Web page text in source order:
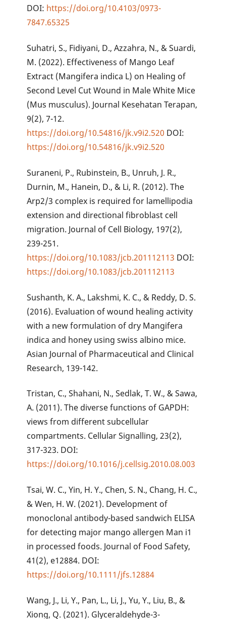
DOI: https://doi.org/10.4103/0973-
7847.65325
Suhatri, S., Fidiyani, D., Azzahra, N., & Suardi,
M. (2022). Effectiveness of Mango Leaf
Extract (Mangifera indica L) on Healing of
Second Level Cut Wound in Male White Mice
(Mus musculus). Journal Kesehatan Terapan,
9(2), 7-12.
https://doi.org/10.54816/jk.v9i2.520 DOI:
https://doi.org/10.54816/jk.v9i2.520
Suraneni, P., Rubinstein, B., Unruh, J. R.,
Durnin, M., Hanein, D., & Li, R. (2012). The
Arp2/3 complex is required for lamellipodia
extension and directional fibroblast cell
migration. Journal of Cell Biology, 197(2),
239-251.
https://doi.org/10.1083/jcb.201112113 DOI:
https://doi.org/10.1083/jcb.201112113
Sushanth, K. A., Lakshmi, K. C., & Reddy, D. S.
(2016). Evaluation of wound healing activity
with a new formulation of dry Mangifera
indica and honey using swiss albino mice.
Asian Journal of Pharmaceutical and Clinical
Research, 139-142.
Tristan, C., Shahani, N., Sedlak, T. W., & Sawa,
A. (2011). The diverse functions of GAPDH:
views from different subcellular
compartments. Cellular Signalling, 23(2),
317-323. DOI:
https://doi.org/10.1016/j.cellsig.2010.08.003
Tsai, W. C., Yin, H. Y., Chen, S. N., Chang, H. C.,
& Wen, H. W. (2021). Development of
monoclonal antibody-based sandwich ELISA
for detecting major mango allergen Man i1
in processed foods. Journal of Food Safety,
41(2), e12884. DOI:
https://doi.org/10.1111/jfs.12884
Wang, J., Li, Y., Pan, L., Li, J., Yu, Y., Liu, B., &
Xiong, Q. (2021). Glyceraldehyde-3-